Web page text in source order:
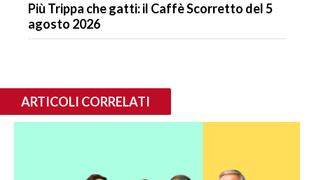
Più Trippa che gatti: il Caffè Scorretto del 5
agosto 2026
ARTICOLI CORRELATI